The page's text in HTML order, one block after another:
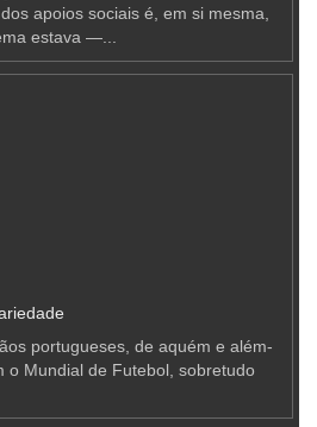
apoios sociais é, em si mesma,
estava —...
portugueses, de aquém e além-
o Mundial de Futebol, sobretudo